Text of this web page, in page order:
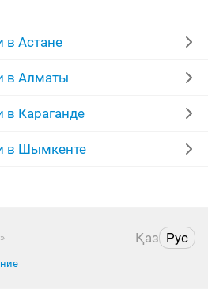
договор
для забора
навесы для авто
ограждение ворота
в Астане
в Алматы
в Караганде
в Шымкенте
Усть-Каменогорске
Таразе
Қаз Рус